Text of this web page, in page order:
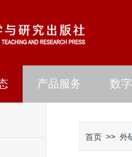
产品服务 数
首页 >> 外